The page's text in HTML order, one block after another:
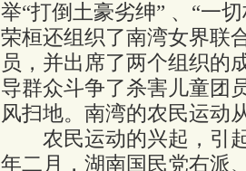
举“打倒土豪劣绅” 、“一
荣桓还组织了南湾女界联
员，并出席了两个组织的
导群众斗争了杀害儿童团
风扫地。南湾的农民运动
农民运动的兴起，引起
年二月，湖南国民党右派